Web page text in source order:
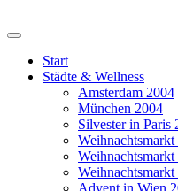
Start
Städte & Wellness
Amsterdam 2004
München 2004
Silvester in Paris
Advent in Wien